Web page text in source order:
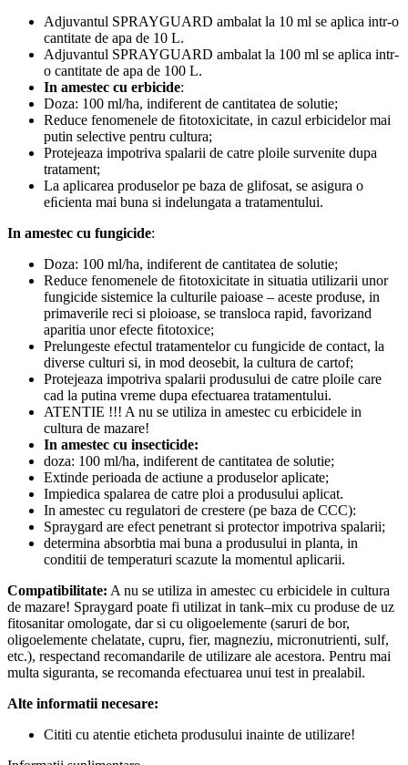
Adjuvantul SPRAYGUARD ambalat la 10 ml se aplica intr-o
cantitate de apa de 10 L.
Adjuvantul SPRAYGUARD ambalat la 100 ml se aplica intr-
o cantitate de apa de 100 L.
In amestec cu erbicide:
Doza: 100 ml/ha, indiferent de cantitatea de solutie;
Reduce fenomenele de ﬁtotoxicitate, in cazul erbicidelor mai
putin selective pentru cultura;
Protejeaza impotriva spalarii de catre ploile survenite dupa
tratament;
La aplicarea produselor pe baza de glifosat, se asigura o
eﬁcienta mai buna si indelungata a tratamentului.
In amestec cu fungicide:
Doza: 100 ml/ha, indiferent de cantitatea de solutie;
Reduce fenomenele de ﬁtotoxicitate in situatia utilizarii unor
fungicide sistemice la culturile paioase – aceste produse, in
primaverile reci si ploioase, se transloca rapid, favorizand
aparitia unor efecte ﬁtotoxice;
Prelungeste efectul tratamentelor cu fungicide de contact, la
diverse culturi si, in mod deosebit, la cultura de cartof;
Protejeaza impotriva spalarii produsului de catre ploile care
cad la putina vreme dupa efectuarea tratamentului.
ATENTIE !!! A nu se utiliza in amestec cu erbicidele in
cultura de mazare!
In amestec cu insecticide:
doza: 100 ml/ha, indiferent de cantitatea de solutie;
Extinde perioada de actiune a produselor aplicate;
Impiedica spalarea de catre ploi a produsului aplicat.
In amestec cu regulatori de crestere (pe baza de CCC):
Spraygard are efect penetrant si protector impotriva spalarii;
determina absorbtia mai buna a produsului in planta, in
conditii de temperaturi scazute la momentul aplicarii.
Compatibilitate: A nu se utiliza in amestec cu erbicidele in cultura
de mazare! Spraygard poate fi utilizat in tank–mix cu produse de uz
fitosanitar omologate, dar si cu oligoelemente (saruri de bor,
oligoelemente chelatate, cupru, fier, magneziu, micronutrienti, sulf,
etc.), respectand recomandarile de utilizare ale acestora. Pentru mai
multa siguranta, se recomanda efectuarea unui test in prealabil.
Alte informatii necesare:
Cititi cu atentie eticheta produsului inainte de utilizare!